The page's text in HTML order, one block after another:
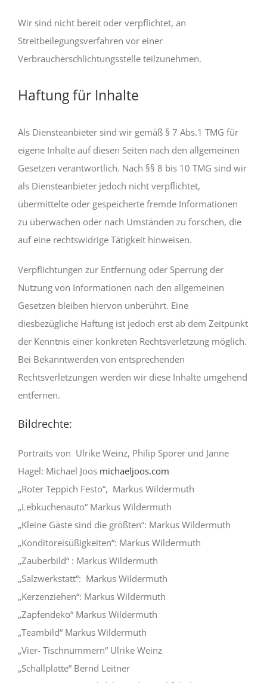
Wir sind nicht bereit oder verpflichtet, an
Streitbeilegungsverfahren vor einer
Verbraucherschlichtungsstelle teilzunehmen.
Haftung für Inhalte
Als Diensteanbieter sind wir gemäß § 7 Abs.1 TMG für
eigene Inhalte auf diesen Seiten nach den allgemeinen
Gesetzen verantwortlich. Nach §§ 8 bis 10 TMG sind wir
als Diensteanbieter jedoch nicht verpflichtet,
übermittelte oder gespeicherte fremde Informationen
zu überwachen oder nach Umständen zu forschen, die
auf eine rechtswidrige Tätigkeit hinweisen.
Verpflichtungen zur Entfernung oder Sperrung der
Nutzung von Informationen nach den allgemeinen
Gesetzen bleiben hiervon unberührt. Eine
diesbezügliche Haftung ist jedoch erst ab dem Zeitpunkt
der Kenntnis einer konkreten Rechtsverletzung möglich.
Bei Bekanntwerden von entsprechenden
Rechtsverletzungen werden wir diese Inhalte umgehend
entfernen.
Bildrechte:
Portraits von Ulrike Weinz, Philip Sporer und Janne
Hagel: Michael Joos michaeljoos.com
„Roter Teppich Festo“, Markus Wildermuth
„Lebkuchenauto“ Markus Wildermuth
„Kleine Gäste sind die größten“: Markus Wildermuth
„Konditoreisüßigkeiten“: Markus Wildermuth
„Zauberbild“ : Markus Wildermuth
„Salzwerkstatt“: Markus Wildermuth
„Kerzenziehen“: Markus Wildermuth
„Zapfendeko“ Markus Wildermuth
„Teambild“ Markus Wildermuth
„Vier- Tischnummern“ Ulrike Weinz
„Schallplatte“ Bernd Leitner